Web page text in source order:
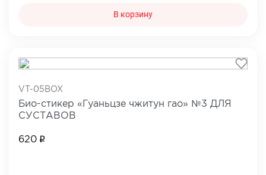
В корзину
VT-05BOX
Био-стикер «Гуаньцзе чжитун гао» №3 ДЛЯ
СУСТАВОВ
620